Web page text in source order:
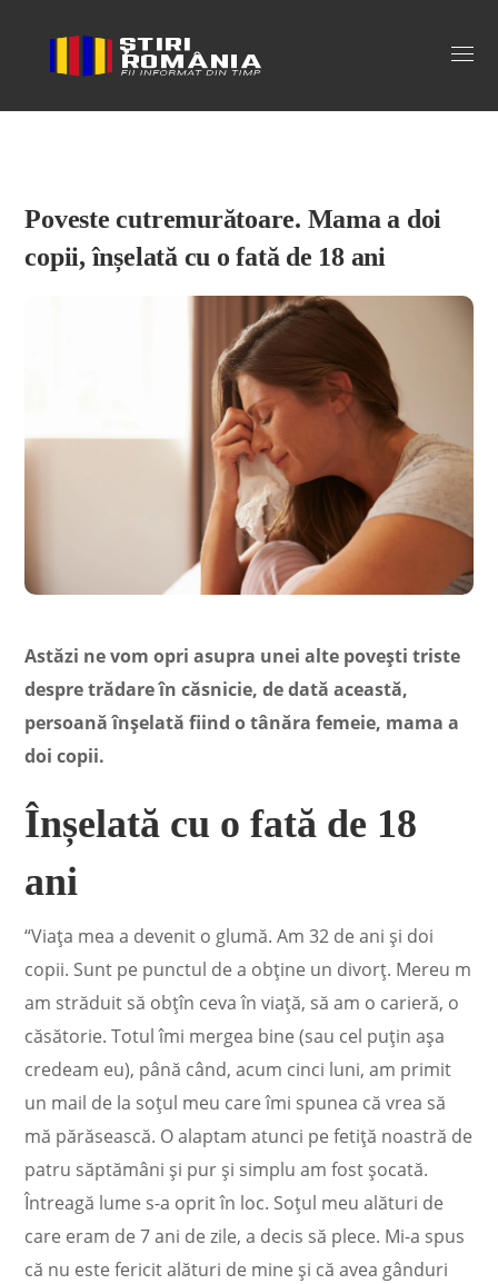
Stiri Romania
Poveste cutremurătoare. Mama a doi
copii, înșelată cu o fată de 18 ani
Astăzi ne vom opri asupra unei alte povești triste
despre trădare în căsnicie, de dată această,
persoană înșelată fiind o tânăra femeie, mama a
doi copii.
Înșelată cu o fată de 18
ani
“Viața mea a devenit o glumă. Am 32 de ani și doi
copii. Sunt pe punctul de a obține un divorț. Mereu m
am străduit să obțîn ceva în viață, să am o carieră, o
căsătorie. Totul îmi mergea bine (sau cel puțin așa
credeam eu), până când, acum cinci luni, am primit
un mail de la soțul meu care îmi spunea că vrea să
mă părăsească. O alaptam atunci pe fetiță noastră de
patru săptămâni și pur și simplu am fost șocată.
Întreagă lume s-a oprit în loc. Soțul meu alături de
care eram de 7 ani de zile, a decis să plece. Mi-a spus
că nu este fericit alături de mine și că avea gânduri